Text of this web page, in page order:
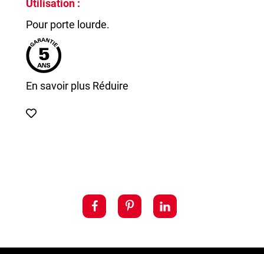
Utilisation :
Pour porte lourde.
En savoir plus Réduire